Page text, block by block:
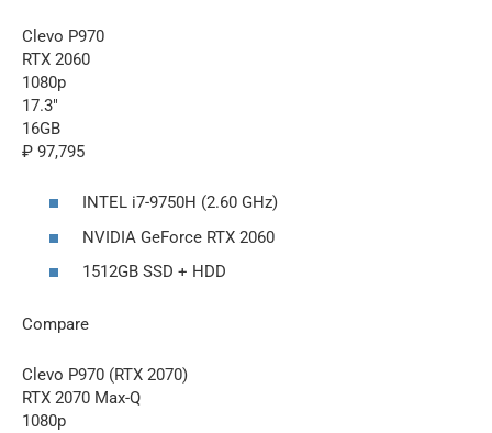
Clevo P970
RTX 2060
1080p
17.3″
16GB
₽ 97,795
INTEL i7-9750H (2.60 GHz)
NVIDIA GeForce RTX 2060
1512GB SSD + HDD
Compare
Clevo P970 (RTX 2070)
RTX 2070 Max-Q
1080p